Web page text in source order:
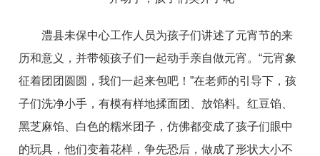
澧县未保中心工作人员为孩子们讲述了元宵节的来
历和意义，并带领孩子们一起动手亲自做元宵。“元宵象
征着团团圆圆，我们一起来包吧！”在老师的引导下，孩
子们洗净小手，有模有样地揉面团、放馅料。红豆馅、
黑芝麻馅、白色的糯米团子，仿佛都变成了孩子们眼中
的玩具，他们变着花样，争先恐后，做成了形状大小不